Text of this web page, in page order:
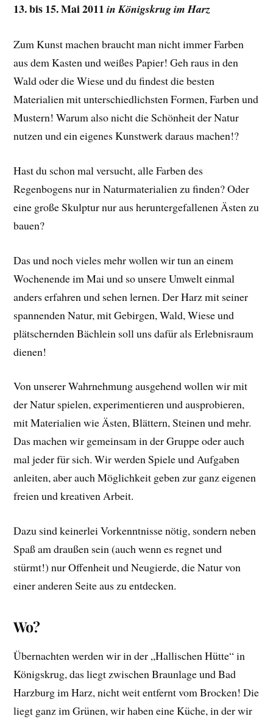
13. bis 15. Mai 2011in Königskrug im Harz
Zum Kunst machen braucht man nicht immer Farben
aus dem Kasten und weißes Papier! Geh raus in den
Wald oder die Wiese und du findest die besten
Materialien mit unterschiedlichsten Formen, Farben und
Mustern! Warum also nicht die Schönheit der Natur
nutzen und ein eigenes Kunstwerk daraus machen!?
Hast du schon mal versucht, alle Farben des
Regenbogens nur in Naturmaterialien zu finden? Oder
eine große Skulptur nur aus heruntergefallenen Ästen zu
bauen?
Das und noch vieles mehr wollen wir tun an einem
Wochenende im Mai und so unsere Umwelt einmal
anders erfahren und sehen lernen. Der Harz mit seiner
spannenden Natur, mit Gebirgen, Wald, Wiese und
plätschernden Bächlein soll uns dafür als Erlebnisraum
dienen!
Von unserer Wahrnehmung ausgehend wollen wir mit
der Natur spielen, experimentieren und ausprobieren,
mit Materialien wie Ästen, Blättern, Steinen und mehr.
Das machen wir gemeinsam in der Gruppe oder auch
mal jeder für sich. Wir werden Spiele und Aufgaben
anleiten, aber auch Möglichkeit geben zur ganz eigenen
freien und kreativen Arbeit.
Dazu sind keinerlei Vorkenntnisse nötig, sondern neben
Spaß am draußen sein (auch wenn es regnet und
stürmt!) nur Offenheit und Neugierde, die Natur von
einer anderen Seite aus zu entdecken.
Wo?
Übernachten werden wir in der „Hallischen Hütte“ in
Königskrug, das liegt zwischen Braunlage und Bad
Harzburg im Harz, nicht weit entfernt vom Brocken! Die
liegt ganz im Grünen, wir haben eine Küche, in der wir